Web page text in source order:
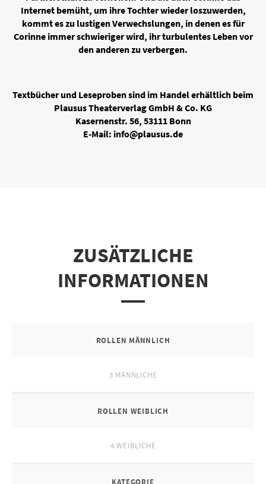
Internet bemüht, um ihre Tochter wieder loszuwerden,
kommt es zu lustigen Verwechslungen, in denen es für
Corinne immer schwieriger wird, ihr turbulentes Leben vor
den anderen zu verbergen.
Textbücher und Leseproben sind im Handel erhältlich beim
Plausus Theaterverlag GmbH & Co. KG
Kasernenstr. 56, 53111 Bonn
E-Mail: info@plausus.de
ZUSÄTZLICHE
INFORMATIONEN
ROLLEN MÄNNLICH
3 MÄNNLICHE
ROLLEN WEIBLICH
4 WEIBLICHE
KATEGORIE